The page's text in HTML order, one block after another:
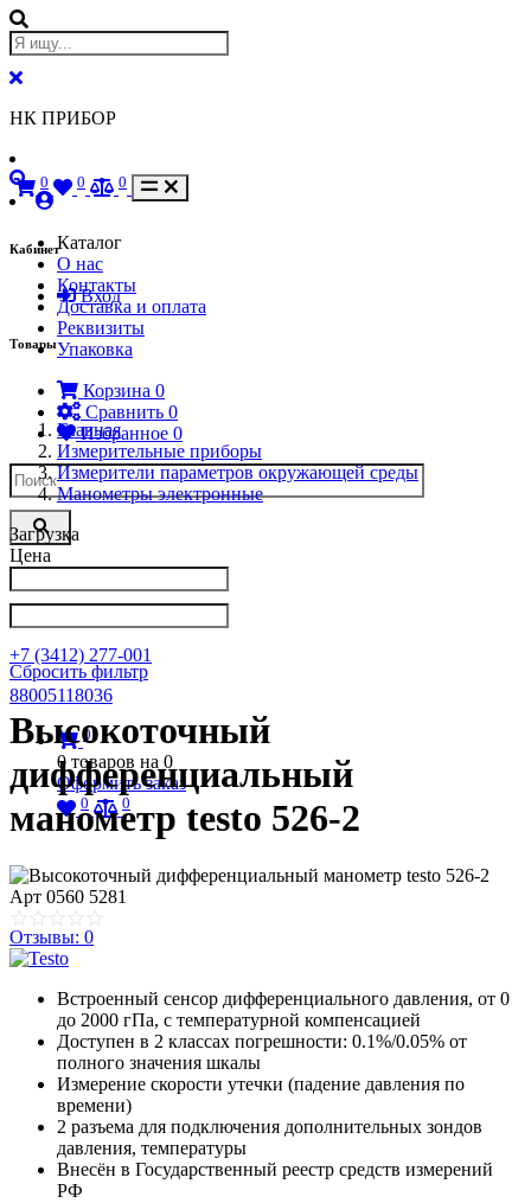
НК ПРИБОР
Кабинет
Вход
Товары
Корзина 0
Сравнить 0
Избранное 0
Написать в Телеграм
+7 (3412) 277-001
88005118036
0
0 товаров на 0
Оформить заказ
0 0
0 0 0
Каталог
О нас
Контакты
Доставка и оплата
Реквизиты
Упаковка
Главная
Измерительные приборы
Измерители параметров окружающей среды
Манометры электронные
Загрузка
Цена
Сбросить фильтр
Высокоточный
дифференциальный
манометр testo 526-2
Арт 0560 5281
Отзывы: 0
Встроенный сенсор дифференциального давления, от 0
до 2000 гПа, с температурной компенсацией
Доступен в 2 классах погрешности: 0.1%/0.05% от
полного значения шкалы
Измерение скорости утечки (падение давления по
времени)
2 разъема для подключения дополнительных зондов
давления, температуры
Внесён в Государственный реестр средств измерений
РФ